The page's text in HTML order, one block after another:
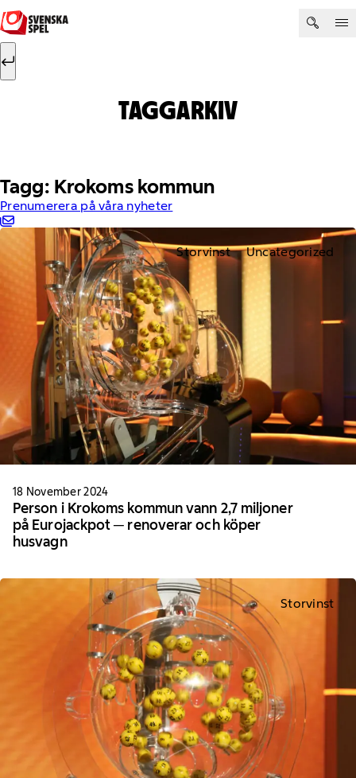
Hoppa till innehåll
Sök efter:
TAGGARKIV
Tagg: Krokoms kommun
Prenumerera på våra nyheter
Storvinst Uncategorized
18 November 2024
Person i Krokoms kommun vann 2,7 miljoner
på Eurojackpot ─ renoverar och köper
husvagn
Storvinst